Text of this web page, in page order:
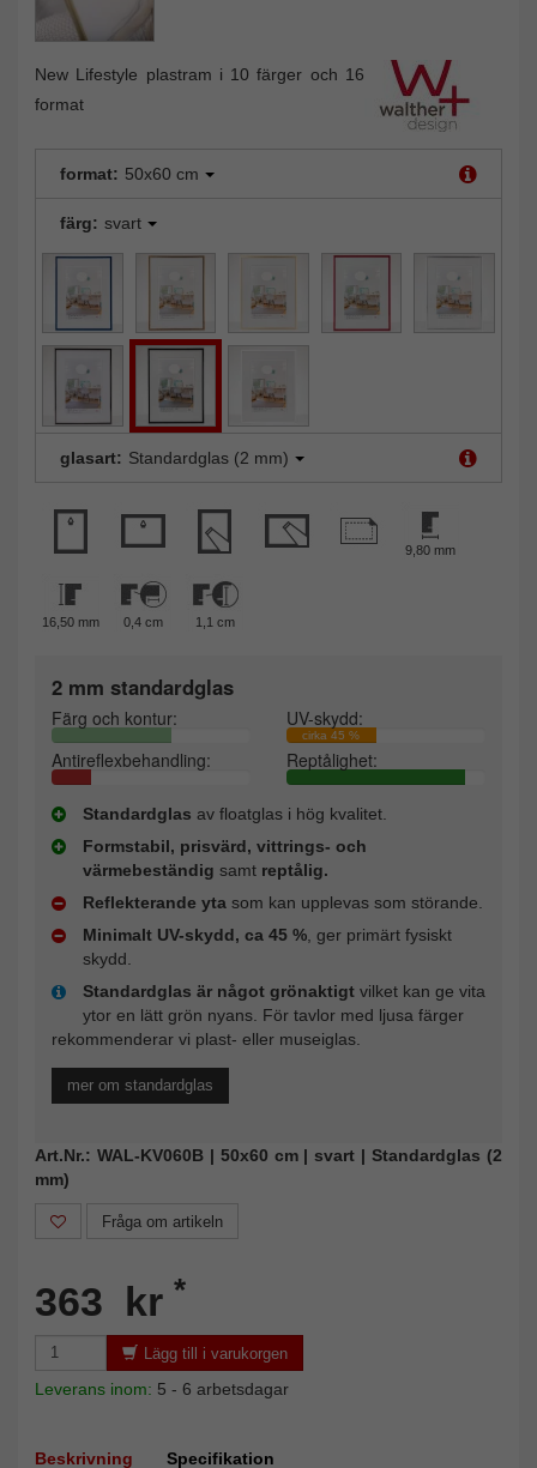
New Lifestyle plastram i 10 färger och 16
format
format: 50x60 cm
färg: svart
glasart: Standardglas (2 mm)
9,80 mm
16,50 mm 0,4 cm 1,1 cm
2 mm standardglas
Färg och kontur: UV-skydd:
cirka 45 %
Antireflexbehandling: Reptålighet:
Standardglas av floatglas i hög kvalitet.
Formstabil, prisvärd, vittrings- och
värmebeständig samt reptålig.
Reflekterande yta som kan upplevas som störande.
Minimalt UV-skydd, ca 45 % , ger primärt fysiskt
skydd.
Standardglas är något grönaktigt vilket kan ge vita
ytor en lätt grön nyans. För tavlor med ljusa färger
rekommenderar vi plast- eller museiglas.
mer om standardglas
Art.Nr.: WAL-KV060B | 50x60 cm | svart | Standardglas (2
mm)
Fråga om artikeln
363 kr *
Lägg till i varukorgen
Leverans inom: 5 - 6 arbetsdagar
Beskrivning Specifikation